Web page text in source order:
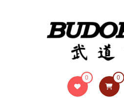
Indumentaria
0 0